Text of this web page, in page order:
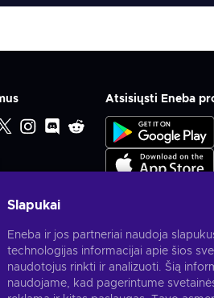
Atsisiųsti Eneba
Slapukai
Eneba ir jos partneriai naudoja
technologijas informacijai apie šios
naudotojus rinkti ir analizuoti. Šią
naudojame, kad pagerintume